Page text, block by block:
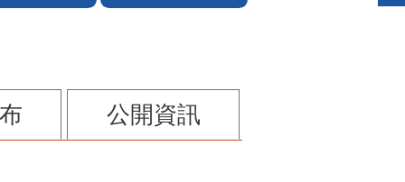
公開資訊